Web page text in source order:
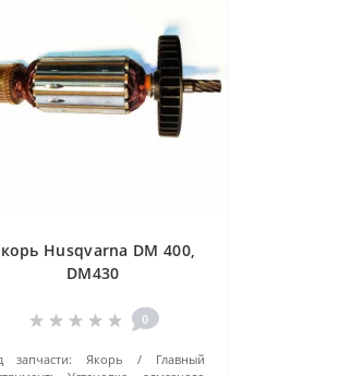
Husqvarna DM 400,
DM430
0
запчасти: Якорь
Главный